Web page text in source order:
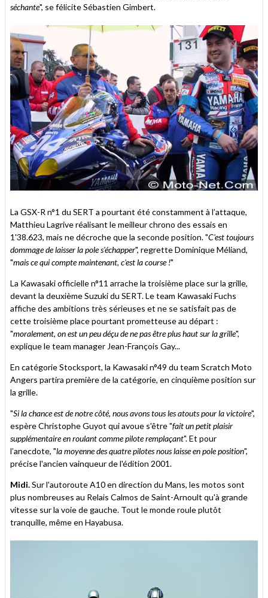
séchante", se félicite Sébastien Gimbert.
La GSX-R n°1 du SERT a pourtant été constamment à l’attaque,
Matthieu Lagrive réalisant le meilleur chrono des essais en
1'38.623, mais ne décroche que la seconde position. "C'est toujours
dommage de laisser la pole s'échapper", regrette Dominique Méliand,
"mais ce qui compte maintenant, c'est la course !"
La Kawasaki officielle n°11 arrache la troisième place sur la grille,
devant la deuxième Suzuki du SERT. Le team Kawasaki Fuchs
affiche des ambitions très sérieuses et ne se satisfait pas de
cette troisième place pourtant prometteuse au départ :
"moralement, on est un peu déçu de ne pas être plus haut sur la grille",
explique le team manager Jean-François Gay...
En catégorie Stocksport, la Kawasaki n°49 du team Scratch Moto
Angers partira première de la catégorie, en cinquième position sur
la grille.
"Si la chance est de notre côté, nous avons tous les atouts pour la victoire",
espère Christophe Guyot qui avoue s'être "fait un petit plaisir
supplémentaire en roulant comme pilote remplaçant". Et pour
l’anecdote, "la moyenne des quatre pilotes nous laisse en pole position",
précise l'ancien vainqueur de l'édition 2001.
Midi.Sur l'autoroute A10 en direction du Mans, les motos sont
plus nombreuses au Relais Calmos de Saint-Arnoult qu'à grande
vitesse sur la voie de gauche. Tout le monde roule plutôt
tranquille, même en Hayabusa.